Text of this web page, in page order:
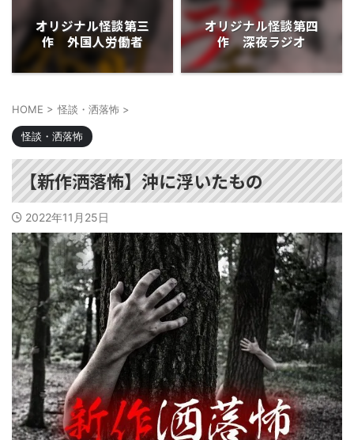
オリジナル怪談第三
作 外国人労働者
オリジナル怪談第四
作 深夜ラジオ
HOME > 怪談・洒落怖 >
怪談・洒落怖
【新作洒落怖】沖に浮いたもの
2022年11月25日